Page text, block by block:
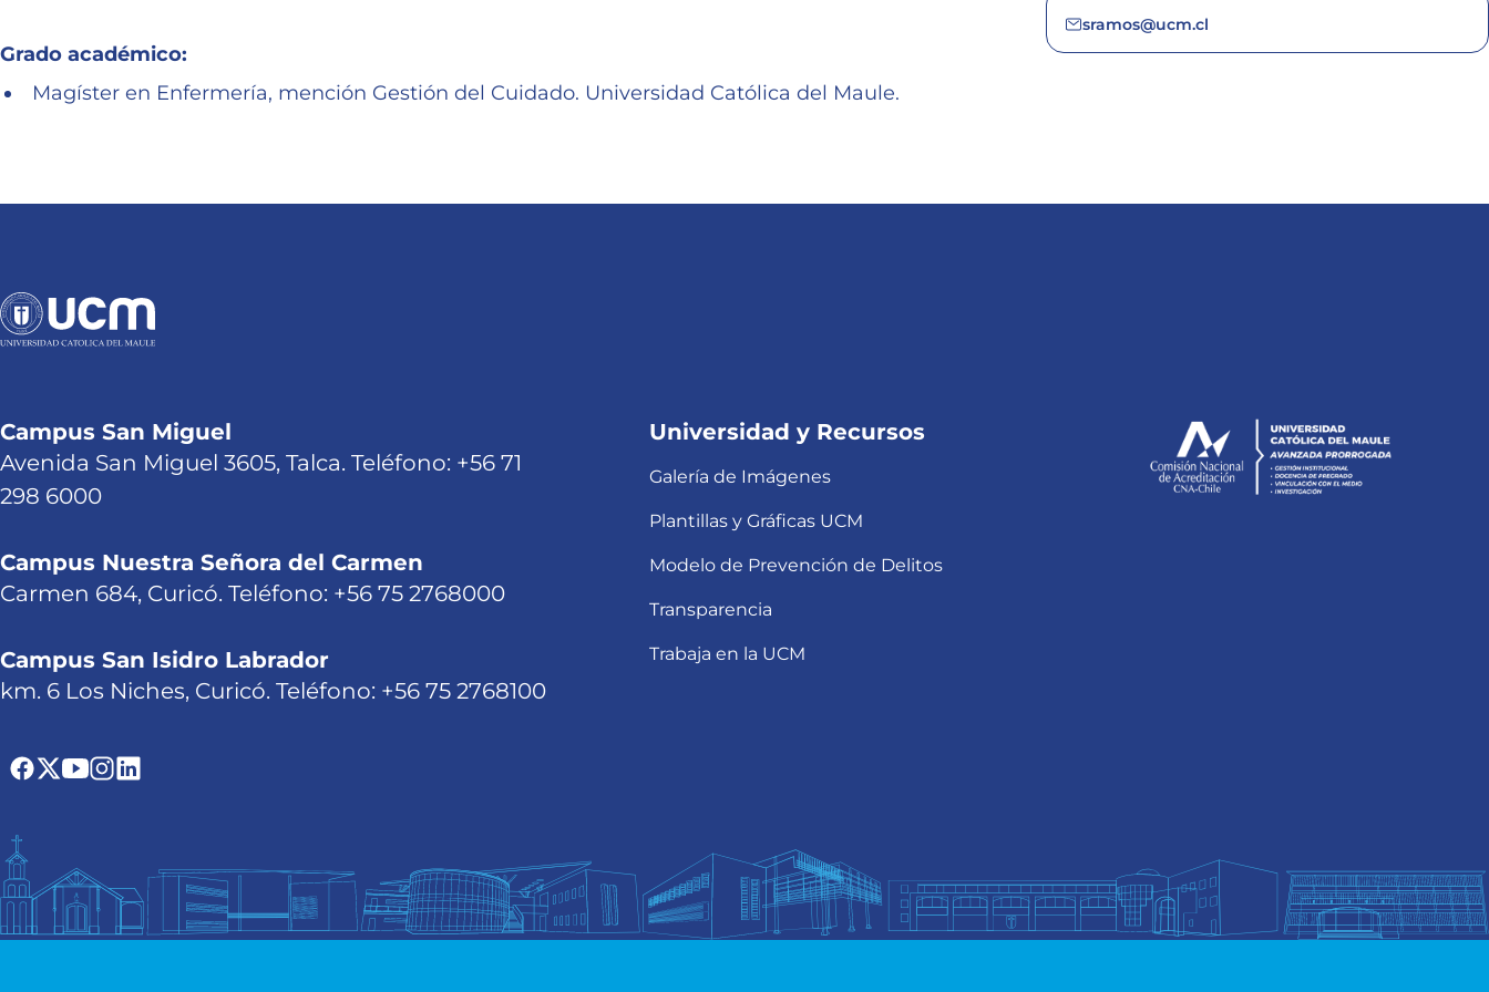
Grado académico:
Magíster en Enfermería, mención Gestión del Cuidado. Universidad Católica del Maule.
sramos@ucm.cl
Campus San Miguel
Avenida San Miguel 3605, Talca. Teléfono: +56 71
298 6000
Campus Nuestra Señora del Carmen
Carmen 684, Curicó. Teléfono: +56 75 2768000
Campus San Isidro Labrador
km. 6 Los Niches, Curicó. Teléfono: +56 75 2768100
Universidad y Recursos
Galería de Imágenes
Plantillas y Gráficas UCM
Modelo de Prevención de Delitos
Transparencia
Trabaja en la UCM